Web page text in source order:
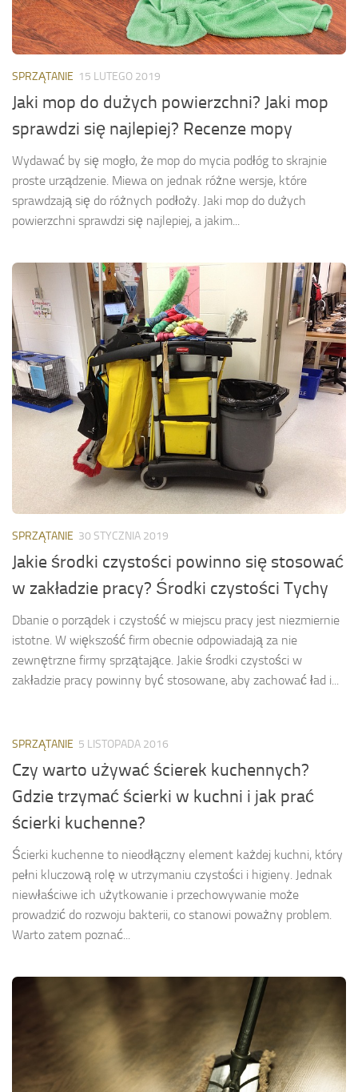
SPRZĄTANIE 15 LUTEGO 2019
Jaki mop do dużych powierzchni? Jaki mop
sprawdzi się najlepiej? Recenze mopy
Wydawać by się mogło, że mop do mycia podłóg to skrajnie
proste urządzenie. Miewa on jednak różne wersje, które
sprawdzają się do różnych podłoży. Jaki mop do dużych
powierzchni sprawdzi się najlepiej, a jakim...
SPRZĄTANIE 30 STYCZNIA 2019
Jakie środki czystości powinno się stosować
w zakładzie pracy? Środki czystości Tychy
Dbanie o porządek i czystość w miejscu pracy jest niezmiernie
istotne. W większość firm obecnie odpowiadają za nie
zewnętrzne firmy sprzątające. Jakie środki czystości w
zakładzie pracy powinny być stosowane, aby zachować ład i...
SPRZĄTANIE 5 LISTOPADA 2016
Czy warto używać ścierek kuchennych?
Gdzie trzymać ścierki w kuchni i jak prać
ścierki kuchenne?
Ścierki kuchenne to nieodłączny element każdej kuchni, który
pełni kluczową rolę w utrzymaniu czystości i higieny. Jednak
niewłaściwe ich użytkowanie i przechowywanie może
prowadzić do rozwoju bakterii, co stanowi poważny problem.
Warto zatem poznać...